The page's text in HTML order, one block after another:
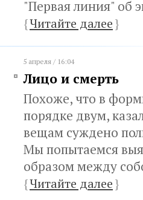
"Первая линия" об
{Читайте далее}
5 апреля / 16:04
Лицо и смерть
Похоже, что в
порядке двум,
вещам суждено
Мы попытаемся
образом между
{Читайте далее}